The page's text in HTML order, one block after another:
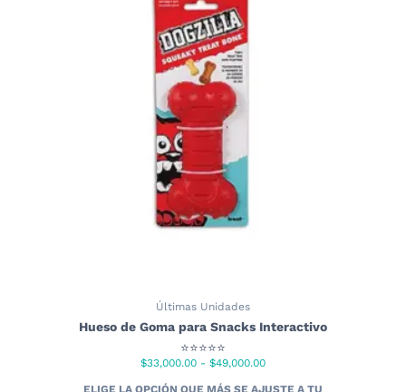
Últimas Unidades
Hueso de Goma para Snacks Interactivo
⭐⭐⭐⭐⭐
$33,000.00 - $49,000.00Rango